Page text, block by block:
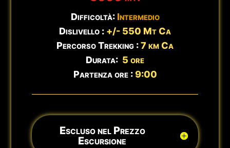
Difficoltà: Intermedio
Dislivello : +/- 550 Mt Ca
Percorso Trekking :7 km Ca
Durata: 5 ore
Partenza ore :9:00
Escluso nel Prezzo
Escursione